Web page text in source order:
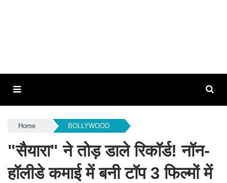
Home BOLLYWOOD
"सैयारा" ने तोड़ डाले रिकॉर्ड! नॉन-
हॉलीडे कमाई में बनी टॉप 3 फिल्मों में